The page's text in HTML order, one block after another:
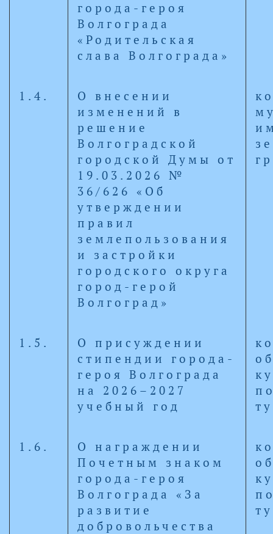
города-героя
Волгограда
«Родительская
слава Волгограда»
1.4.
О внесении
изменений в
решение
Волгоградской
городской Думы от
19.03.2026 №
36/626 «Об
утверждении
правил
землепользования
и застройки
городского округа
город-герой
Волгоград»
1.5.
О присуждении
стипендии города-
героя Волгограда
на 2026–2027
учебный год
1.6.
О награждении
Почетным знаком
города-героя
Волгограда «За
развитие
добровольчества